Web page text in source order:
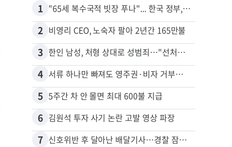
1 "65세 복수국적 빗장 푸나"... 한국 정부, 연령 완화 전면 추진
2 비영리 CEO, 노숙자 팔아 2년간 165만불
3 한인 남성, 처형 상대로 성범죄…"선처해줬더니 배신자 취급"
4 서류 하나만 빠져도 영주권·비자 거부…심사관 재량권 대폭 확대
5 5주간 차 안 몰면 최대 600불 지급
6 김원석 투자 사기 논란 고발 영상 파장
7 신호위반 후 달아난 배달기사…경찰 잠복해 잡고보니 ‘반전’